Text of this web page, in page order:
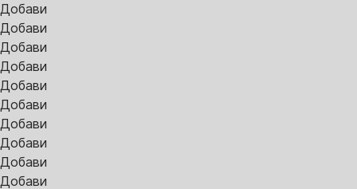
Добави
Добави
Добави
Добави
Добави
Добави
Добави
Добави
Добави
Добави